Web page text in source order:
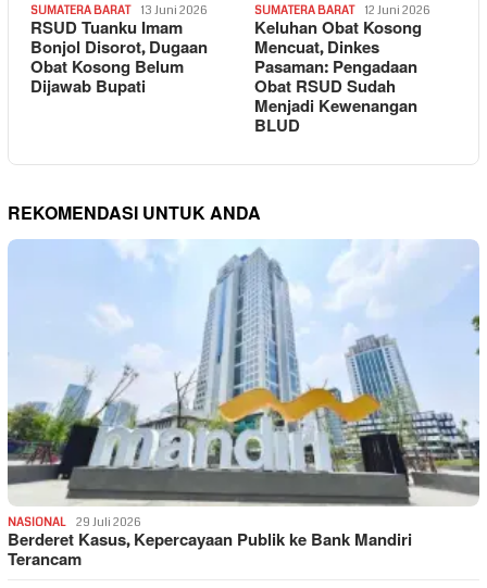
SUMATERA BARAT 13 Juni 2026
RSUD Tuanku Imam
Bonjol Disorot, Dugaan
Obat Kosong Belum
Dijawab Bupati
SUMATERA BARAT 12 Juni 2026
Keluhan Obat Kosong
Mencuat, Dinkes
Pasaman: Pengadaan
Obat RSUD Sudah
Menjadi Kewenangan
BLUD
REKOMENDASI UNTUK ANDA
NASIONAL 29 Juli 2026
Berderet Kasus, Kepercayaan Publik ke Bank Mandiri
Terancam